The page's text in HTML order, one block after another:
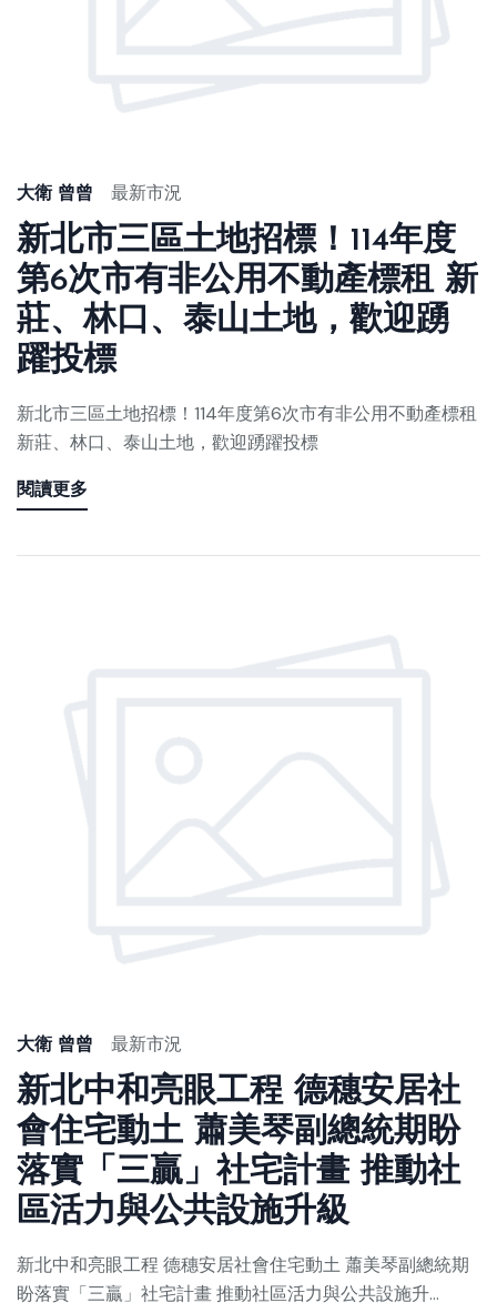
大衛 曾曾 最新市況
新北市三區土地招標！114年度
第6次市有非公用不動產標租 新
莊、林口、泰山土地，歡迎踴
躍投標
新北市三區土地招標！114年度第6次市有非公用不動產標租
新莊、林口、泰山土地，歡迎踴躍投標
閱讀更多
大衛 曾曾 最新市況
新北中和亮眼工程 德穗安居社
會住宅動土 蕭美琴副總統期盼
落實「三贏」社宅計畫 推動社
區活力與公共設施升級
新北中和亮眼工程 德穗安居社會住宅動土 蕭美琴副總統期
盼落實「三贏」社宅計畫 推動社區活力與公共設施升...